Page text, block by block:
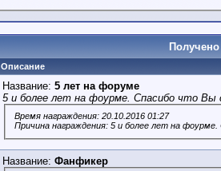
Описание
Название: 5 лет на форуме
5 и более лет на фоурме. Спасибо что Вы
Время награждения: 20.10.2016 01:27
Причина награждения: 5 и более лет на
Название: Фанфикер